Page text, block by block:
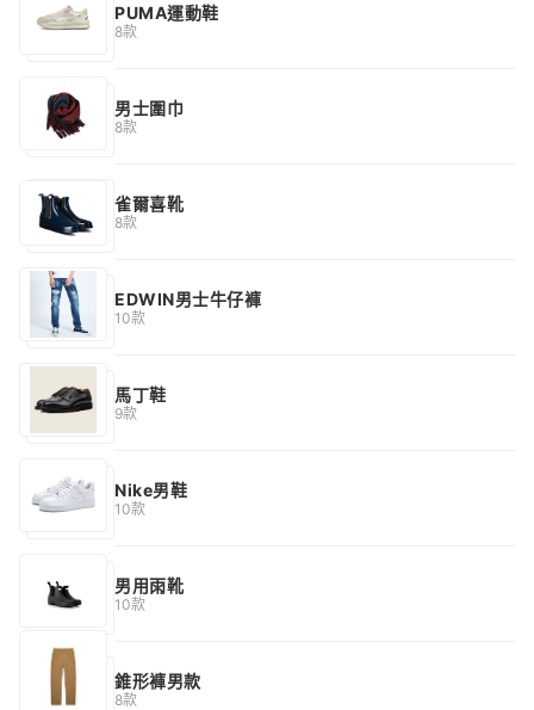
PUMA運動鞋
8款
男士圍巾
8款
雀爾喜靴
8款
EDWIN男士牛仔褲
10款
馬丁鞋
9款
Nike男鞋
10款
男用雨靴
10款
錐形褲男款
8款